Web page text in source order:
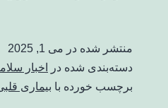
منتشر شده در می 1, 2025
دسته‌بندی شده در
اخبار
برچسب خورده با بیماری